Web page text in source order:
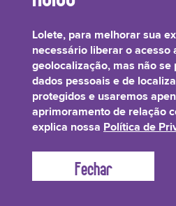
Lauryl
Melhora a oleosidade, dá uma sensação
protetora na pele que retém a
Lolete, para melhorar sua
necessário liberar o acesso
geolocalização, mas não se
dados pessoais e de
protegidos e usaremos
aprimoramento de relação
explica nossa Política de